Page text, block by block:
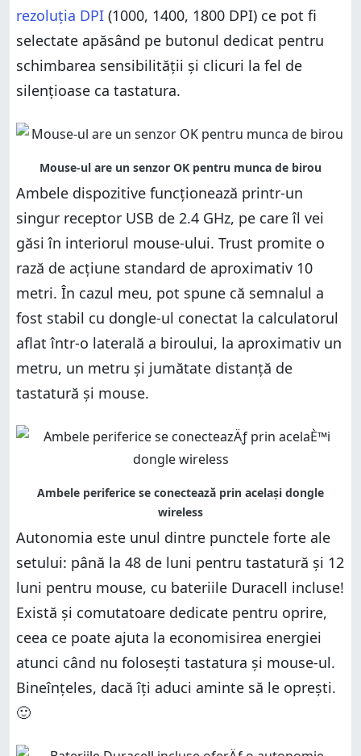
rezoluția DPI (1000, 1400, 1800 DPI) ce pot fi
selectate apăsând pe butonul dedicat pentru
schimbarea sensibilității și clicuri la fel de
silențioase ca tastatura.
Ambele dispozitive funcționează printr-un
singur receptor USB de 2.4 GHz, pe care îl vei
găsi în interiorul mouse-ului. Trust promite o
rază de acțiune standard de aproximativ 10
metri. În cazul meu, pot spune că semnalul a
fost stabil cu dongle-ul conectat la calculatorul
aflat într-o laterală a biroului, la aproximativ un
metru, un metru și jumătate distanță de
tastatură și mouse.
Autonomia este unul dintre punctele forte ale
setului: până la 48 de luni pentru tastatură și 12
luni pentru mouse, cu bateriile Duracell incluse!
Există și comutatoare dedicate pentru oprire,
ceea ce poate ajuta la economisirea energiei
atunci când nu folosești tastatura și mouse-ul.
Bineînțeles, dacă îți aduci aminte să le oprești.
🙂